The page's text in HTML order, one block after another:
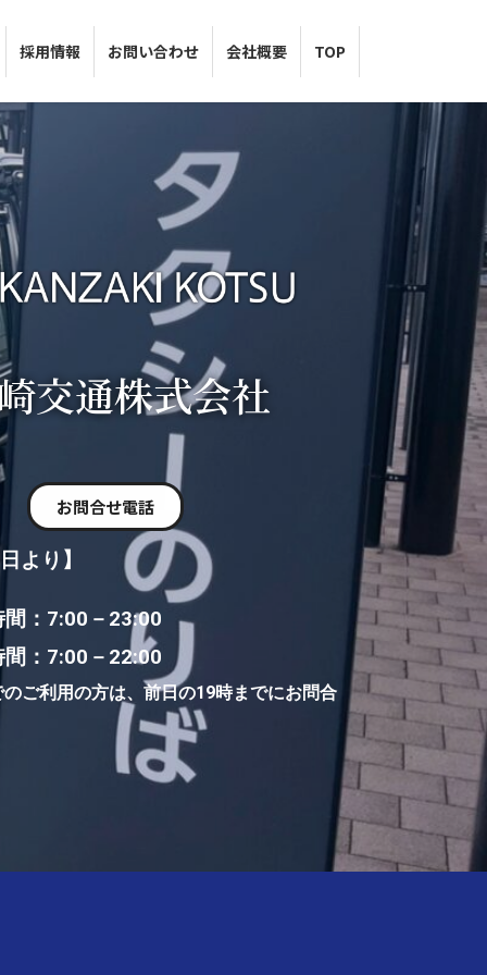
採用情報 お問い合わせ 会社概要 TOP
交通株式会社
お問合せ電話
より】
：7:00－23:00
：7:00－22:00
ご利用の方は、前日の19時までにお問合